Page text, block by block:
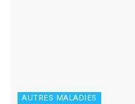
AUTRES MALADIES